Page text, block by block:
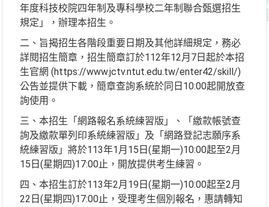
年度科技校院四年制及專科學校二年制聯合甄選招生
規定」，辦理本招生。
二、旨揭招生各階段重要日期及其他詳細規定，務必
詳閱招生簡章，招生簡章訂於112年12月7日起於本招
生官網 (https://www.jctv.ntut.edu.tw/enter42/skill/)
公告並提供下載，簡章查詢系統於同日10:00起開放查
詢使用。
三、本招生「網路報名系統練習版」、「繳款帳號查
詢及繳款單列印系統練習版」及「網路登記志願序系
統練習版」將於113年1月15日(星期一)10:00起至2月
15日(星期四)17:00止，開放提供考生練習。
四、本招生訂於113年2月19日(星期一)10:00起至2月
22日(星期四)17:00止，受理考生個別報名，惠請轉知